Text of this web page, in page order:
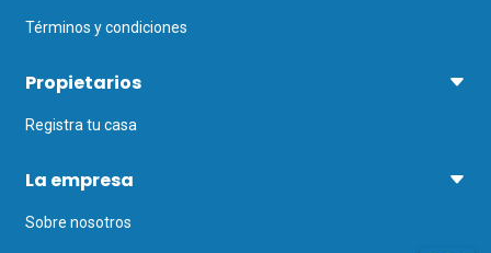
Términos y condiciones
Propietarios
Registra tu casa
La empresa
Sobre nosotros